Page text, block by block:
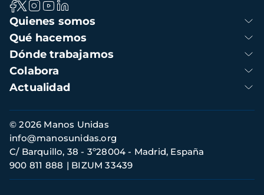
Navegación
principal
Quienes somos
Qué hacemos
Dónde trabajamos
Colabora
Actualidad
Información
de
contacto
© 2026 Manos Unidas
C/ Barquillo, 38 - 3º28004 - Madrid, España
900 811 888
BIZUM 33439
info@manosunidas.org